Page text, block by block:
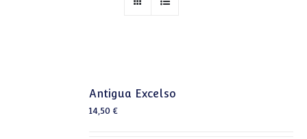
Antigua Excelso
14,50€